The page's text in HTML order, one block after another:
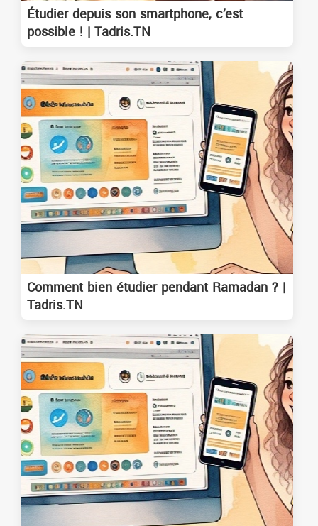
Étudier depuis son smartphone, c’est
possible ! | Tadris.TN
Comment bien étudier pendant Ramadan ? |
Tadris.TN